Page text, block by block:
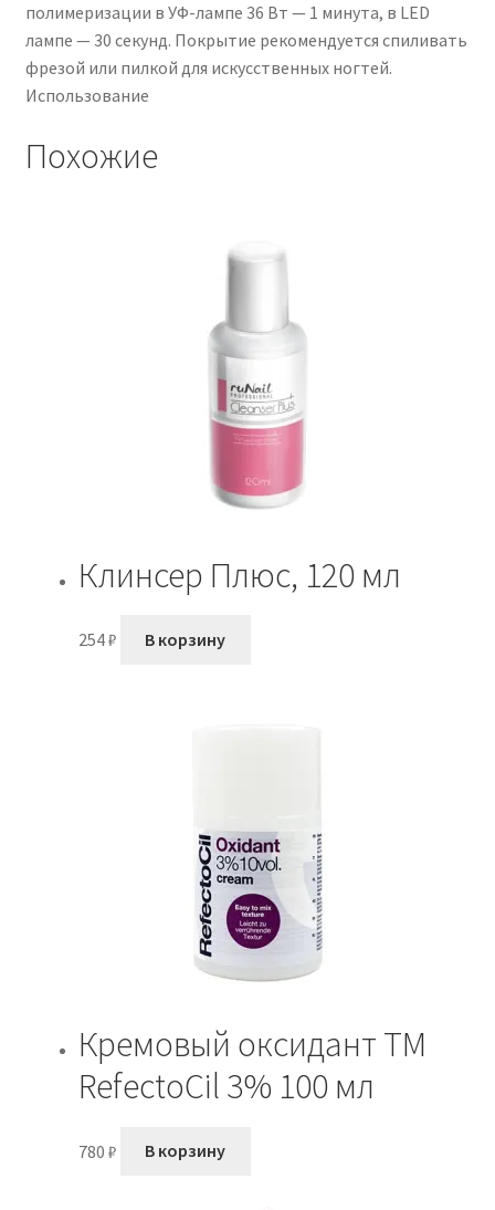
полимеризации в УФ-лампе 36 Вт — 1 минута, в LED
лампе — 30 секунд. Покрытие рекомендуется спиливать
фрезой или пилкой для искусственных ногтей.
Использование
Похожие
Клинсер Плюс, 120 мл
254₽ В корзину
Кремовый оксидант TM
RefectoСil 3% 100 мл
780 ₽ В корзину